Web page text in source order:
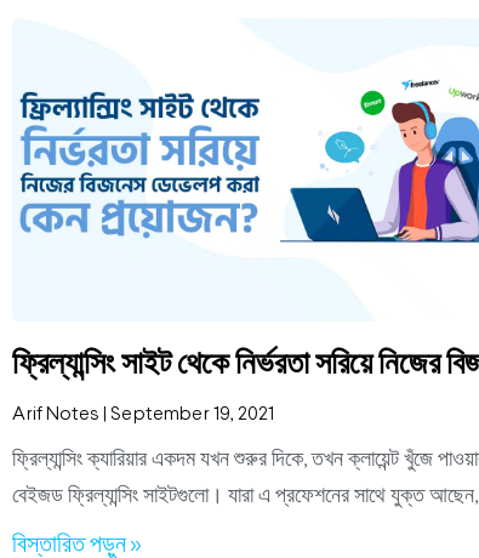
ফ্রিল্যান্সিং সাইট থেকে নির্ভরতা সরিয়ে
Arif Notes September 19, 2021
ফ্রিল্যান্সিং ক্যারিয়ার একদম যখন শুরুর দিকে, তখন ক্লায়েন্ট খুঁজে
বেইজড ফ্রিল্যান্সিং সাইটগুলো। যারা এ প্রফেশনের সাথে যুক্ত আছেন,
বিস্তারিত পড়ুন »